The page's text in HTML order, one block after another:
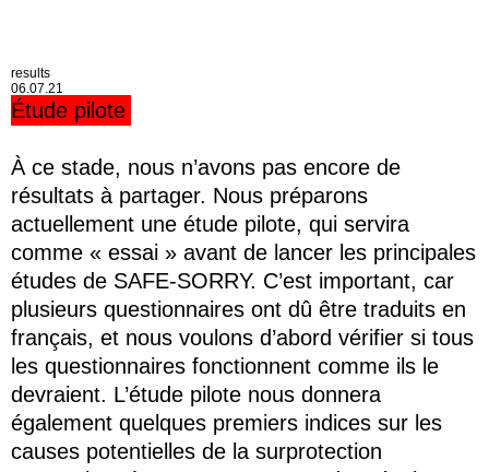
results
06.07.21
Étude pilote
À ce stade, nous n’avons pas encore de
résultats à partager. Nous préparons
actuellement une étude pilote, qui servira
comme « essai » avant de lancer les principales
études de SAFE-SORRY. C’est important, car
plusieurs questionnaires ont dû être traduits en
français, et nous voulons d’abord vérifier si tous
les questionnaires fonctionnent comme ils le
devraient. L’étude pilote nous donnera
également quelques premiers indices sur les
causes potentielles de la surprotection